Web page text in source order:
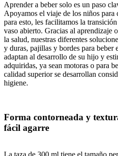
Aprender a beber solo es un paso
Apoyamos el viaje de los niños para
para esto, les facilitamos la
vaso abierto. Gracias al aprendizaje
la salud, nuestras diferentes
y duras, pajillas y bordes para beber
adaptan al desarrollo de su hijo y
adquiridas, ya sean motoras o para
calidad superior se desarrollan
higiene.
Forma contorneada y
fácil agarre
La taza de 300 ml tiene el tamaño